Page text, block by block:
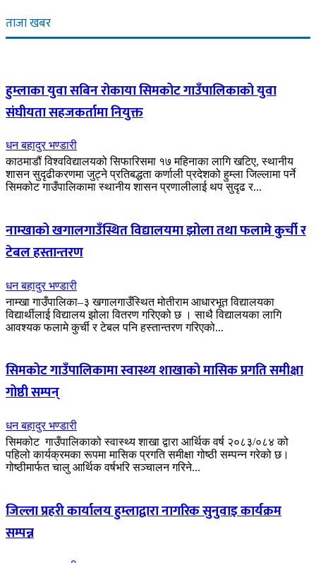
ताजा खबर
हुम्लाका युवा सबिन रोकाया सिमकोट गाउँपालिकाको युवा
संघीयता सहजकर्तामा नियुक्त
धन बहादुर भण्डारी
काठमाडौं विश्वविद्यालयको सिफारिसमा १७ महिनाका लागि खटिए, स्थानीय
शासन सुदृढीकरणमा जुट्ने प्रतिबद्धता कर्णाली प्रदेशको हुम्ला जिल्लामा पर्ने
सिमकोट गाउँपालिकामा स्थानीय शासन प्रणालीलाई थप सुदृढ र...
नाम्खाको खगालगाउँस्थित विद्यालयमा झोला तथा फलामे कुर्ची र
टेबल हस्तान्तरण
धन बहादुर भण्डारी
नाम्खा गाउँपालिका–३ खगालगाउँस्थित मोतीराम आधारभूत विद्यालयका
विद्यार्थीलाई विद्यालय झोला वितरण गरिएको छ । साथै विद्यालयका लागि
आवश्यक फलामे कुर्ची र टेबल पनि हस्तान्तरण गरिएको...
सिमकोट गाउँपालिकामा स्वास्थ्य शाखाको मासिक प्रगति समीक्षा
गोष्ठी सम्पन्
धन बहादुर भण्डारी
सिमकोट गाउँपालिकाको स्वास्थ्य शाखा द्वारा आर्थिक वर्ष २०८३/०८४ को
पहिलो कार्यक्रमका रूपमा मासिक प्रगति समीक्षा गोष्ठी सम्पन्न गरेको छ।
गोष्ठीमार्फत चालु आर्थिक वर्षभरि सञ्चालन गरिने...
जिल्ला प्रहरी कार्यालय हुम्लाद्वारा नागरिक सुनुवाइ कार्यक्रम
सम्पन्न